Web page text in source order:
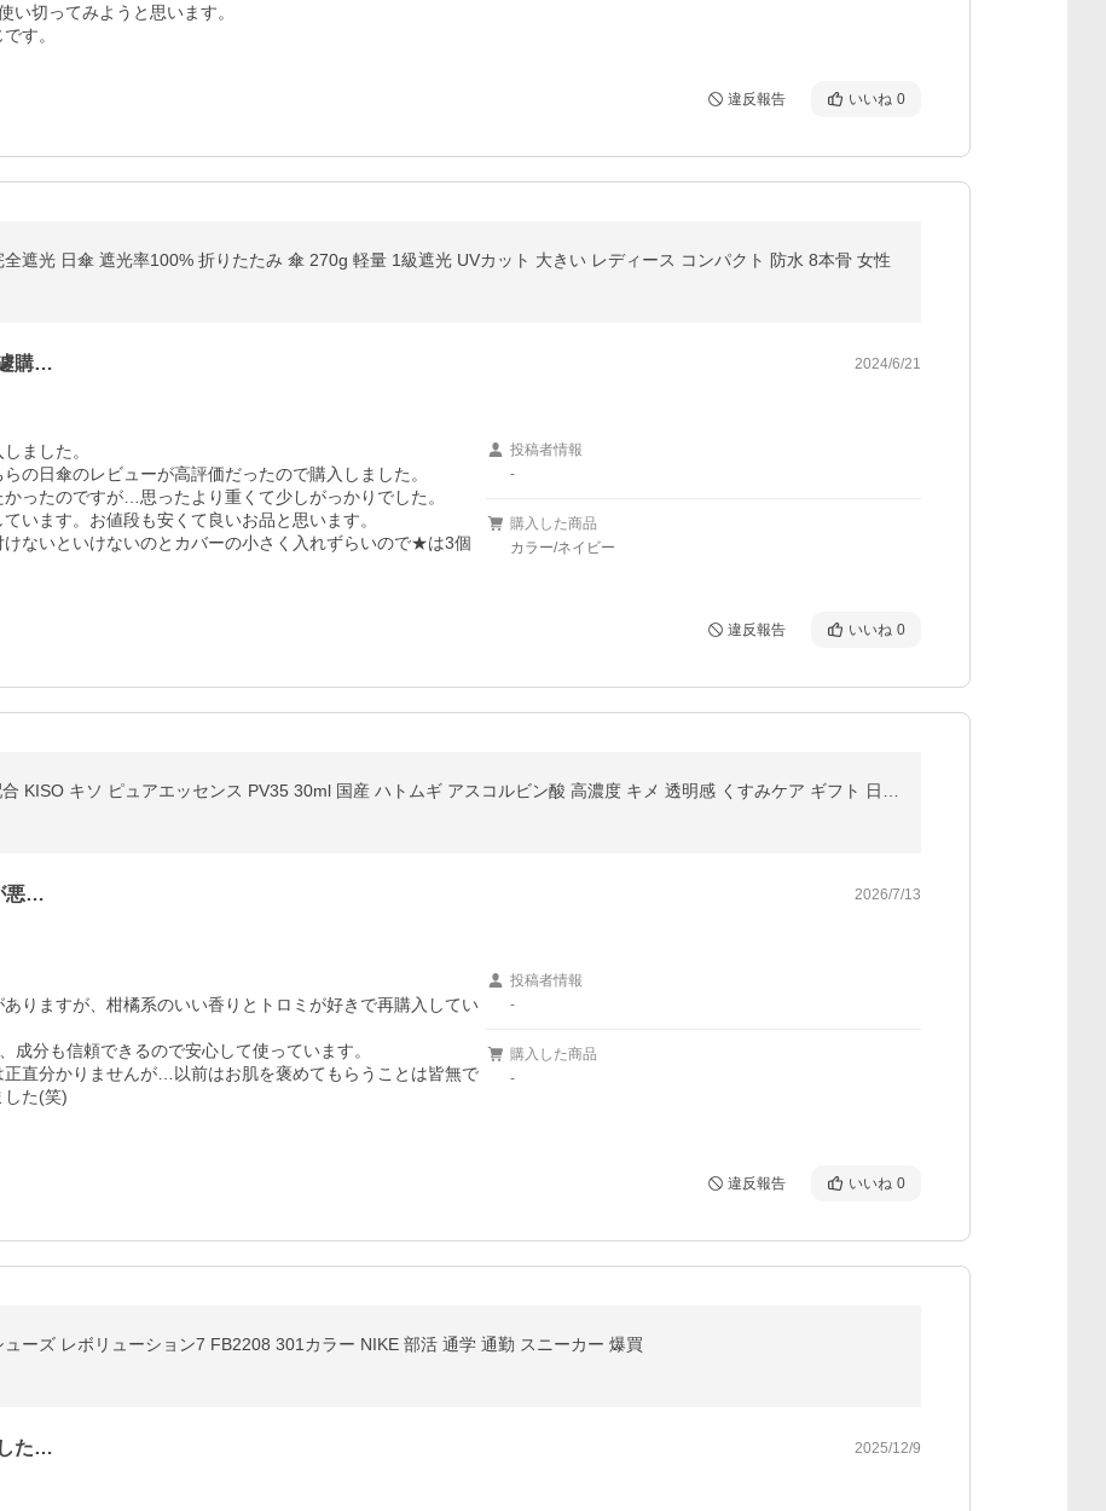
い切ってみようと思います。
す。
違反報告 いいね 0
全遮光 日傘 遮光率100% 折りたたみ 傘 270g 軽量 1級遮光 UVカット 大きい レディース コンパクト 防水 8本骨 女性
購… 2024/6/21
ました。
の日傘のレビューが高評価だったので購入しました。
ったのですが…思ったより重くて少しがっかりでした。
います。お値段も安くて良いお品と思います。
ないといけないのとカバーの小さく入れずらいので★は3個
投稿者情報
-
購入した商品
カラー/ネイビー
違反報告 いいね 0
悪… 2026/7/13
りますが、柑橘系のいい香りとトロミが好きで再購入してい
成分も信頼できるので安心して使っています。
直分かりませんが…以前はお肌を褒めてもらうことは皆無で
した(笑)
投稿者情報
-
購入した商品
-
違反報告 いいね 0
ーズ レボリューション7 FB2208 301カラー NIKE 部活 通学 通勤 スニーカー 爆買
た… 2025/12/9